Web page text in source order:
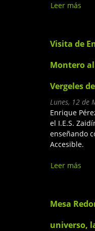
Leer más
Visita de
Montero al
Vergeles
Lunes, 12 de
Enrique
el I.E.S.
enseñando
Accesible.
Leer más
Mesa
universo,